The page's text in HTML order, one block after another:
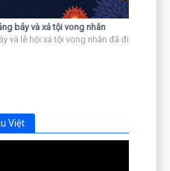
bảy và xá tội vong nhân
và lễ hội xá tội vong nhân đã đi
Việt